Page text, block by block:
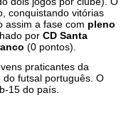
conquistando vitórias
assim a fase com pleno
por CD Santa
(0 pontos).
praticantes da
futsal português. O
15 do país.